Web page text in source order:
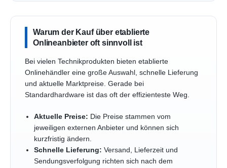
Warum der Kauf über etablierte
Onlineanbieter oft sinnvoll ist
Bei vielen Technikprodukten bieten etablierte
Onlinehändler eine große Auswahl, schnelle Lieferung
und aktuelle Marktpreise. Gerade bei
Standardhardware ist das oft der effizienteste Weg.
Aktuelle Preise: Die Preise stammen vom
jeweiligen externen Anbieter und können sich
kurzfristig ändern.
Schnelle Lieferung: Versand, Lieferzeit und
Sendungsverfolgung richten sich nach dem